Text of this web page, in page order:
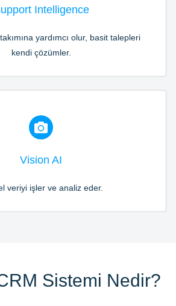
Intelligence
yardımcı olur, basit talepleri
kendi çözümler.
Vision AI
veriyi işler ve analiz eder.
Sistemi Nedir?